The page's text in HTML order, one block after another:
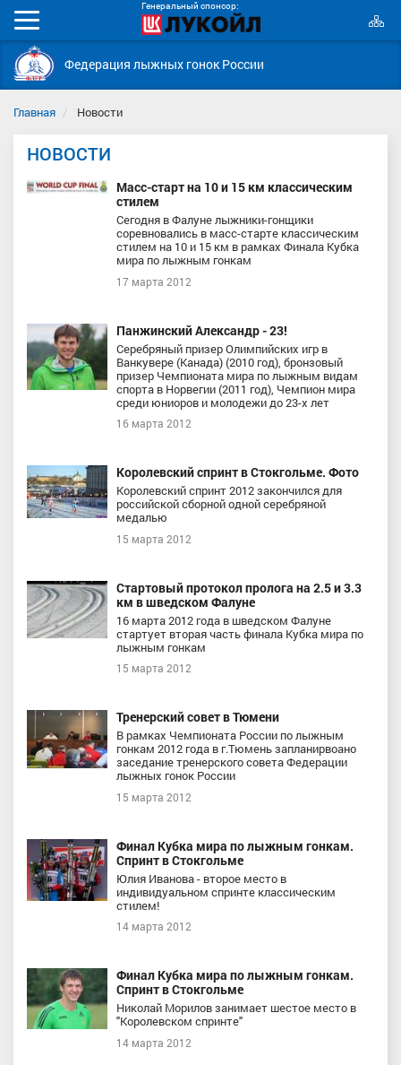
Генеральный спонсор:
Мобильное
меню
Федерация лыжных гонок России
Главная Новости
НОВОСТИ
Масс-старт на 10 и 15 км классическим
стилем
Сегодня в Фалуне лыжники-гонщики
соревновались в масс-старте классическим
стилем на 10 и 15 км в рамках Финала Кубка
мира по лыжным гонкам
17 марта 2012
Панжинский Александр - 23!
Серебряный призер Олимпийских игр в
Ванкувере (Канада) (2010 год), бронзовый
призер Чемпионата мира по лыжным видам
спорта в Норвегии (2011 год), Чемпион мира
среди юниоров и молодежи до 23-х лет
16 марта 2012
Королевский спринт в Стокгольме. Фото
Королевский спринт 2012 закончился для
российской сборной одной серебряной
медалью
15 марта 2012
Стартовый протокол пролога на 2.5 и 3.3
км в шведском Фалуне
16 марта 2012 года в шведском Фалуне
стартует вторая часть финала Кубка мира по
лыжным гонкам
15 марта 2012
Тренерский совет в Тюмени
В рамках Чемпионата России по лыжным
гонкам 2012 года в г.Тюмень запланирвоано
заседание тренерского совета Федерации
лыжных гонок России
15 марта 2012
Финал Кубка мира по лыжным гонкам.
Спринт в Стокгольме
Юлия Иванова - второе место в
индивидуальном спринте классическим
стилем!
14 марта 2012
Финал Кубка мира по лыжным гонкам.
Спринт в Стокгольме
Николай Морилов занимает шестое место в
"Королевском спринте"
14 марта 2012